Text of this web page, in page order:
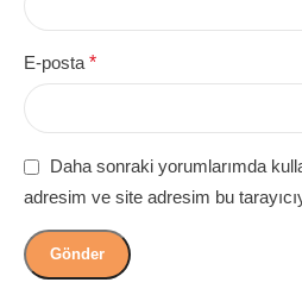
E-posta*
Daha sonraki yorumlarımda
adresim ve site adresim bu